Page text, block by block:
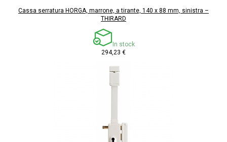
Cassa serratura HORGA, marrone, a tirante, 140 x 88 mm, sinistra –
THIRARD
In stock
294,23 €